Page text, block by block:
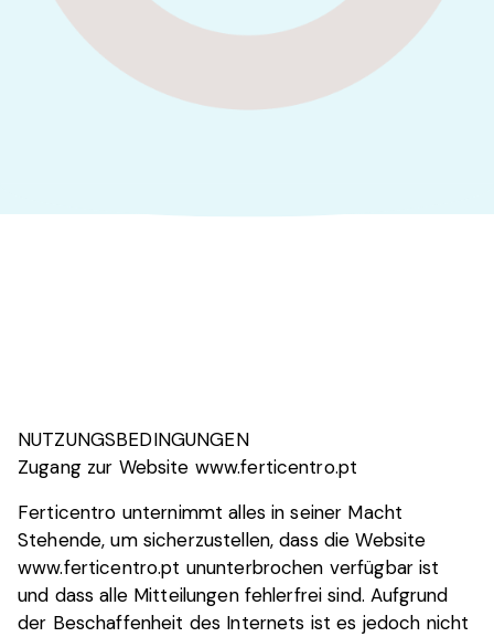
NUTZUNGSBEDINGUNGEN
Zugang zur Website www.ferticentro.pt
Ferticentro unternimmt alles in seiner Macht
Stehende, um sicherzustellen, dass die Website
www.ferticentro.pt ununterbrochen verfügbar ist
und dass alle Mitteilungen fehlerfrei sind. Aufgrund
der Beschaffenheit des Internets ist es jedoch nicht